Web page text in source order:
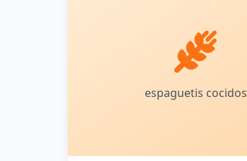
espaguetis cocidos